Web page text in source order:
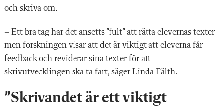
och skriva om.
– Ett bra tag har det ansetts ”fult” att rätta elevernas texter
men forskningen visar att det är viktigt att eleverna får
feedback och reviderar sina texter för att
skrivutvecklingen ska ta fart, säger Linda Fälth.
”Skrivandet är ett viktigt